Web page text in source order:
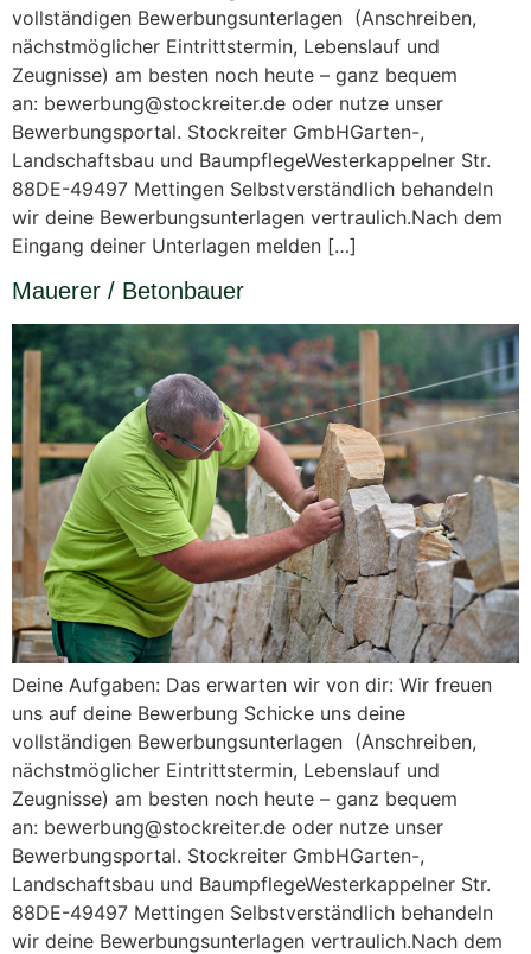
vollständigen Bewerbungsunterlagen (Anschreiben,
nächstmöglicher Eintrittstermin, Lebenslauf und
Zeugnisse) am besten noch heute – ganz bequem
an: bewerbung@stockreiter.de oder nutze unser
Bewerbungsportal. Stockreiter GmbHGarten-,
Landschaftsbau und BaumpflegeWesterkappelner Str.
88DE-49497 Mettingen Selbstverständlich behandeln
wir deine Bewerbungsunterlagen vertraulich.Nach dem
Eingang deiner Unterlagen melden […]
Mauerer / Betonbauer
Deine Aufgaben: Das erwarten wir von dir: Wir freuen
uns auf deine Bewerbung Schicke uns deine
vollständigen Bewerbungsunterlagen (Anschreiben,
nächstmöglicher Eintrittstermin, Lebenslauf und
Zeugnisse) am besten noch heute – ganz bequem
an: bewerbung@stockreiter.de oder nutze unser
Bewerbungsportal. Stockreiter GmbHGarten-,
Landschaftsbau und BaumpflegeWesterkappelner Str.
88DE-49497 Mettingen Selbstverständlich behandeln
wir deine Bewerbungsunterlagen vertraulich.Nach dem